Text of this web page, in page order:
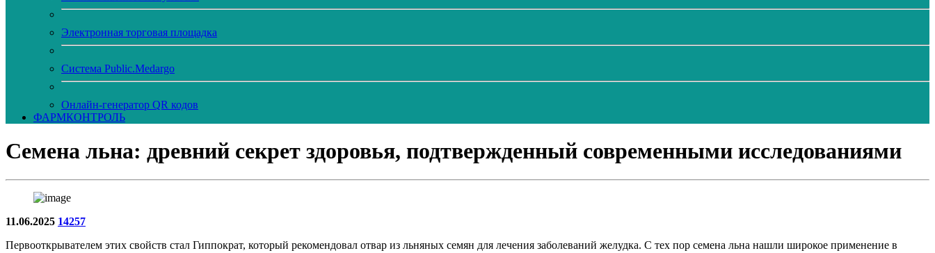
Электронная торговая площадка
Система Public.Medargo
Онлайн-генератор QR кодов
ФАРМКОНТРОЛЬ
Семена льна: древний секрет здоровья, подтвержденный современными исследованиями
11.06.2025 14257
Первооткрывателем этих свойств стал Гиппократ, который рекомендовал отвар из льняных семян для лечения заболеваний желудка. С тех пор семена льна нашли широкое применение в